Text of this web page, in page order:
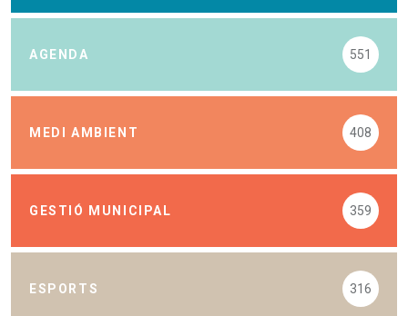
AGENDA 551
MEDI AMBIENT 408
GESTIÓ MUNICIPAL 359
ESPORTS 316